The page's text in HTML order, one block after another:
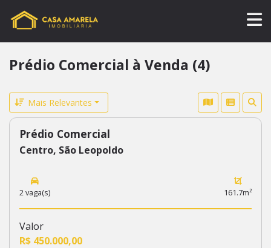
Prédio Comercial à Venda (4)
Mais Relevantes
616
Prédio Comercial
Centro, São Leopoldo
2 vaga(s) 161.7m²
Valor
R$ 450.000,00